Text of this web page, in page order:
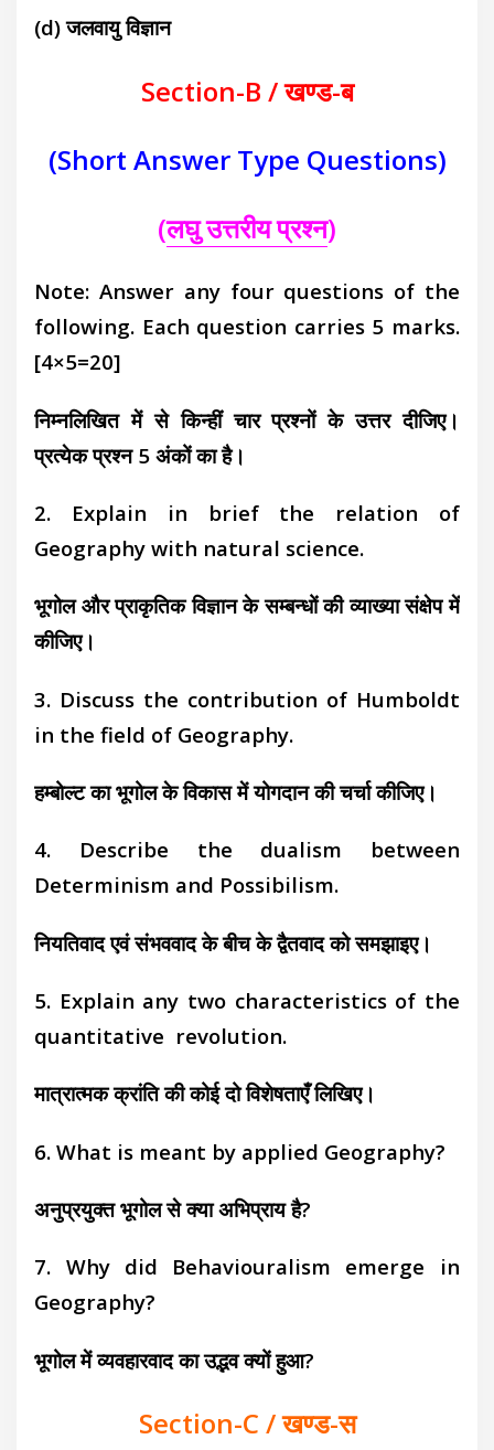
(d) जलवायु विज्ञान
Section-B / खण्ड-ब
(Short Answer Type Questions)
(लघु उत्तरीय प्रश्न)
Note: Answer any four questions of the
following. Each question carries 5 marks.
[4×5=20]
निम्नलिखित में से किन्हीं चार प्रश्नों के उत्तर दीजिए।
प्रत्येक प्रश्न 5 अंकों का है।
2. Explain in brief the relation of
Geography with natural science.
भूगोल और प्राकृतिक विज्ञान के सम्बन्धों की व्याख्या संक्षेप में
कीजिए।
3. Discuss the contribution of Humboldt
in the field of Geography.
हम्बोल्ट का भूगोल के विकास में योगदान की चर्चा कीजिए।
4. Describe the dualism between
Determinism and Possibilism.
नियतिवाद एवं संभववाद के बीच के द्वैतवाद को समझाइए।
5. Explain any two characteristics of the
quantitative revolution.
मात्रात्मक क्रांति की कोई दो विशेषताएँ लिखिए।
6. What is meant by applied Geography?
अनुप्रयुक्त भूगोल से क्या अभिप्राय है?
7. Why did Behaviouralism emerge in
Geography?
भूगोल में व्यवहारवाद का उद्भव क्यों हुआ?
Section-C / खण्ड-स